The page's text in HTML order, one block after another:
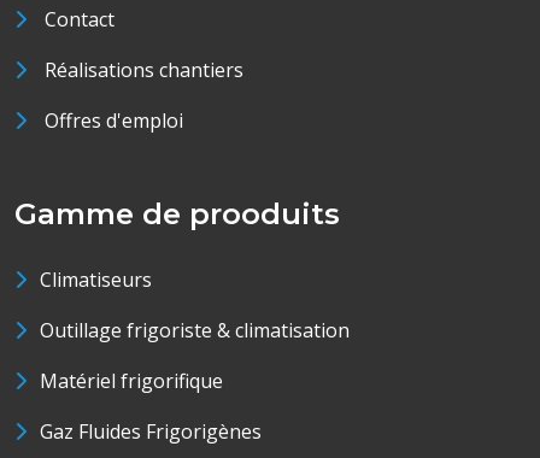
Contact
Réalisations chantiers
Offres d'emploi
Gamme de prooduits
Climatiseurs
Outillage frigoriste & climatisation
Matériel frigorifique
Gaz Fluides Frigorigènes